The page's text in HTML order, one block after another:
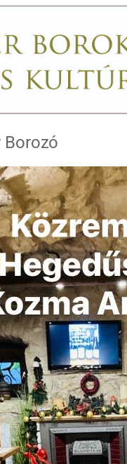
Borozó